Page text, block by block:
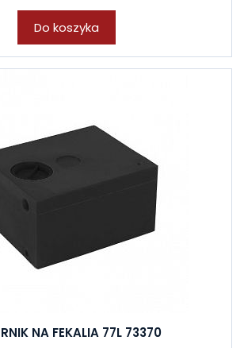
Do koszyka
NA FEKALIA 77L 73370